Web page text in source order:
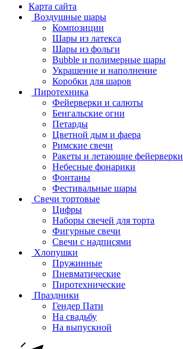
Карта сайта
Воздушные шары
Композиции
Шары из латекса
Шары из фольги
Bubble и полимерные шары
Украшение и наполнение
Коробки для шаров
Пиротехника
Фейерверки и салюты
Бенгальские огни
Петарды
Цветной дым и фаера
Римские свечи
Ракеты и летающие фейерверки
Небесные фонарики
Фонтаны
Фестивальные шары
Свечи тортовые
Цифры
Наборы свечей для торта
Фигурные свечи
Свечи с надписями
Хлопушки
Пружинные
Пневматические
Пиротехнические
Праздники
Гендер Пати
На свадьбу
На выпускной